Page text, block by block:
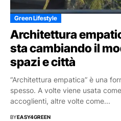
Green Lifestyle
Architettura
sta cambiando il
spazi e città
“Architettura empatica” è una
spesso. A volte viene usata
accoglienti, altre volte come...
BYEASY4GREEN